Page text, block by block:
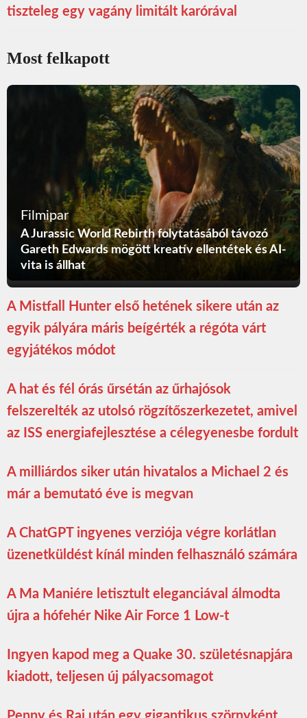
tiszteleg egy vagány limitált karórával
Most felkapott
Filmipar
A Jurassic World Rebirth folytatásából távozó
Gareth Edwards mögött kreatív ellentétek és AI-
vita is állhat
A Mistfall Hunter első hetének sikere után az
egyik pályára máris beígérték a régóta várt
egyjátékos módot
A hat és fél órás űrsétán az űrhajósok
felszerelték az utolsó rögzítőszerkezetet, amivel
az ISS energiafejlesztése a célegyenesbe fordult
A milliárdos siker után hivatalos a Michael 2 és
már a bemutató éve is megvan
A ChatGPT ingyenes verziója végre korlátlan
üzenetküldést kínál minden felhasználó számára
A Ma Maniére letisztult eleganciával álmodta
újra a hófehér Nike Air Force 1 Low-t
Ingyen kapod meg a Quake 30. születésnapjára
kiadott, teljesen új pályacsomagot